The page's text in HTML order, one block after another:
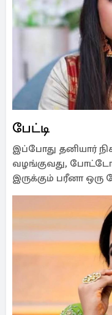
பேட்டி
இப்போது தனியார்
வழங்குவது, போட்டோ
இருக்கும் பரீனா ஒரு